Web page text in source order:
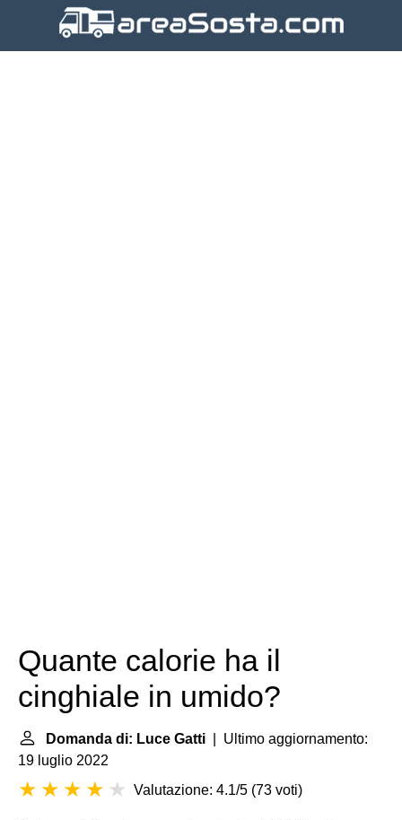
Quante calorie ha il
cinghiale in umido?
Domanda di: Luce Gatti | Ultimo aggiornamento:
19 luglio 2022
Valutazione: 4.1/5 (73 voti)